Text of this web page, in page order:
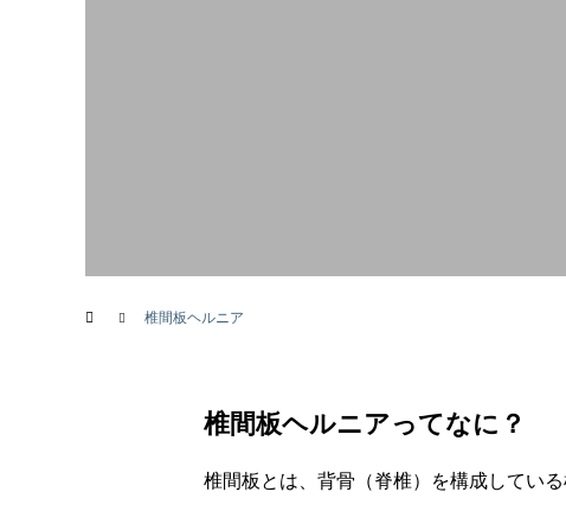
椎間板ヘルニア
椎間板ヘルニアってなに？
椎間板とは、背骨（脊椎）を構成してい